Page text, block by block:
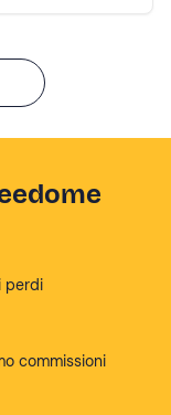
perdi
commissioni